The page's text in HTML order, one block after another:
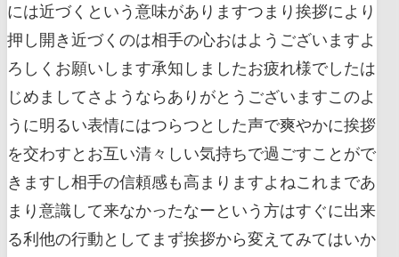
には近づくという意味がありますつまり挨拶により
押し開き近づくのは相手の心おはようございますよ
ろしくお願いします承知しましたお疲れ様でしたは
じめましてさようならありがとうございますこのよ
うに明るい表情にはつらつとした声で爽やかに挨拶
を交わすとお互い清々しい気持ちで過ごすことがで
きますし相手の信頼感も高まりますよねこれまであ
まり意識して来なかったなーという方はすぐに出来
る利他の行動としてまず挨拶から変えてみてはいか